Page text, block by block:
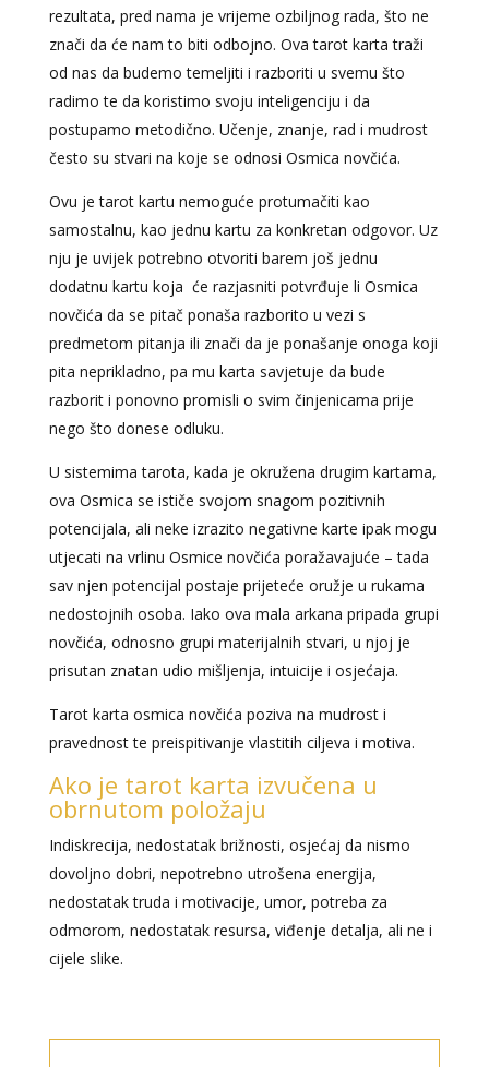
rezultata, pred nama je vrijeme ozbiljnog rada, što ne
znači da će nam to biti odbojno. Ova tarot karta traži
od nas da budemo temeljiti i razboriti u svemu što
radimo te da koristimo svoju inteligenciju i da
postupamo metodično. Učenje, znanje, rad i mudrost
često su stvari na koje se odnosi Osmica novčića.
Ovu je tarot kartu nemoguće protumačiti kao
samostalnu, kao jednu kartu za konkretan odgovor. Uz
nju je uvijek potrebno otvoriti barem još jednu
dodatnu kartu koja će razjasniti potvrđuje li Osmica
novčića da se pitač ponaša razborito u vezi s
predmetom pitanja ili znači da je ponašanje onoga koji
pita neprikladno, pa mu karta savjetuje da bude
razborit i ponovno promisli o svim činjenicama prije
nego što donese odluku.
U sistemima tarota, kada je okružena drugim kartama,
ova Osmica se ističe svojom snagom pozitivnih
potencijala, ali neke izrazito negativne karte ipak mogu
utjecati na vrlinu Osmice novčića poražavajuće – tada
sav njen potencijal postaje prijeteće oružje u rukama
nedostojnih osoba. Iako ova mala arkana pripada grupi
novčića, odnosno grupi materijalnih stvari, u njoj je
prisutan znatan udio mišljenja, intuicije i osjećaja.
Tarot karta osmica novčića poziva na mudrost i
pravednost te preispitivanje vlastitih ciljeva i motiva.
Ako je tarot karta izvučena u
obrnutom položaju
Indiskrecija, nedostatak brižnosti, osjećaj da nismo
dovoljno dobri, nepotrebno utrošena energija,
nedostatak truda i motivacije, umor, potreba za
odmorom, nedostatak resursa, viđenje detalja, ali ne i
cijele slike.